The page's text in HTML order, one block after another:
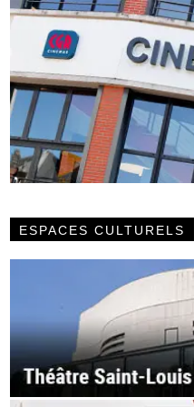
ESPACES CULTURELS